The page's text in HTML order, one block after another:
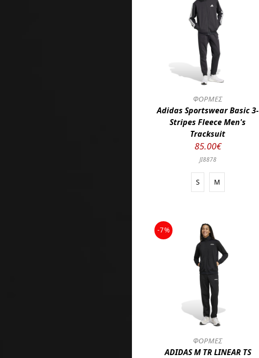
ΦΟΡΜΕΣ
Adidas Sportswear Basic 3-
Stripes Fleece Men's
Tracksuit
85.00€
JI8878
S M
-7%
ΦΟΡΜΕΣ
ADIDAS M TR LINEAR TS